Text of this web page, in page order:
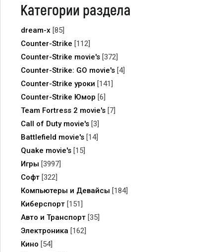
Категории раздела
dream-x [85]
Counter-Strike [112]
Counter-Strike movie's [372]
Counter-Strike: GO movie's [4]
Counter-Strike уроки [141]
Counter-Strike Юмор [6]
Team Fortress 2 movie's [7]
Call of Duty movie's [3]
Battlefield movie's [14]
Quake movie's [15]
Игры [3997]
Софт [322]
Компьютеры и Девайсы [184]
Киберспорт [151]
Авто и Транспорт [35]
Электроника [162]
Кино [54]